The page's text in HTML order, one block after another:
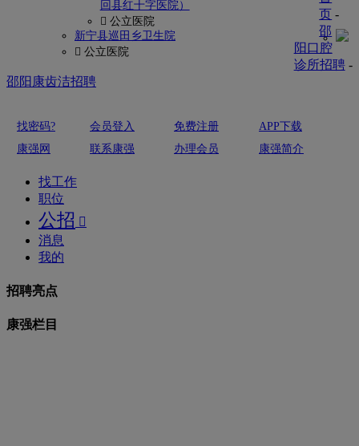
回县红十字医院）
 公立医院
新宁县巡田乡卫生院
 公立医院
页 -
邵
阳口腔
诊所招聘-
邵阳康齿洁招聘
找密码? 会员登入 免费注册
APP下载
康强网
联系康强 办理会员 康强简介
找工作
职位
公招 
消息
我的
招聘亮点
康强栏目